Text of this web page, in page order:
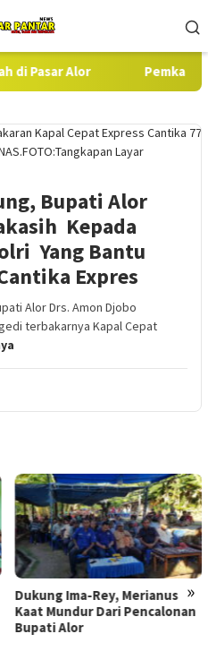
Alor Pemkab Alor
Bupati Alor
Kepada
Yang Bantu
Expres
Alor Drs. Amon Djobo
terbakarnya Kapal Cepat
»
MK Hapus Ambang Batas
Parlemen 4 Persen, Berlaku
Mulai 2029